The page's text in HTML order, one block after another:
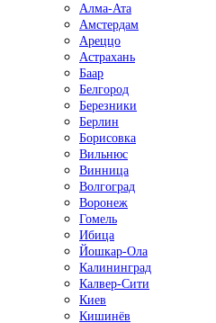
Алма-Ата
Амстердам
Ареццо
Астрахань
Баар
Белгород
Березники
Берлин
Борисовка
Вильнюс
Винница
Волгоград
Воронеж
Гомель
Ибица
Йошкар-Ола
Калининград
Калвер-Сити
Киев
Кишинёв